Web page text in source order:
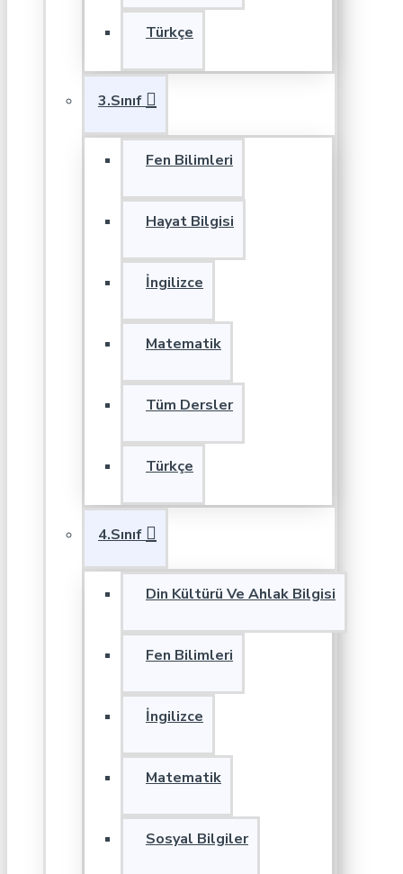
Türkçe
3.Sınıf
Fen Bilimleri
Hayat Bilgisi
İngilizce
Matematik
Tüm Dersler
Türkçe
4.Sınıf
Din Kültürü Ve Ahlak Bilgisi
Fen Bilimleri
İngilizce
Matematik
Sosyal Bilgiler